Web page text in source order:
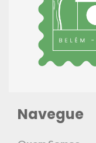
Navegue